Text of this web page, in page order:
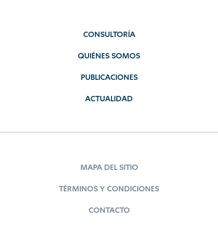
CONSULTORÍA
QUIÉNES SOMOS
PUBLICACIONES
ACTUALIDAD
MAPA DEL SITIO
TÉRMINOS Y CONDICIONES
CONTACTO